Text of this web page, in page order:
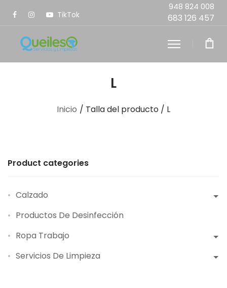
TikTok
948 824 008
683 126 457
L
Inicio / Talla del producto / L
Product categories
Calzado
Productos De Desinfección
Ropa Trabajo
Servicios De Limpieza